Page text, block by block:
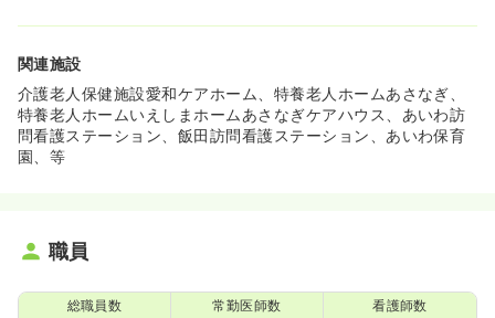
関連施設
介護老人保健施設愛和ケアホーム、特養老人ホームあさなぎ、
特養老人ホームいえしまホームあさなぎケアハウス、あいわ訪
問看護ステーション、飯田訪問看護ステーション、あいわ保育
園、等
職員
総職員数 常勤医師数 看護師数